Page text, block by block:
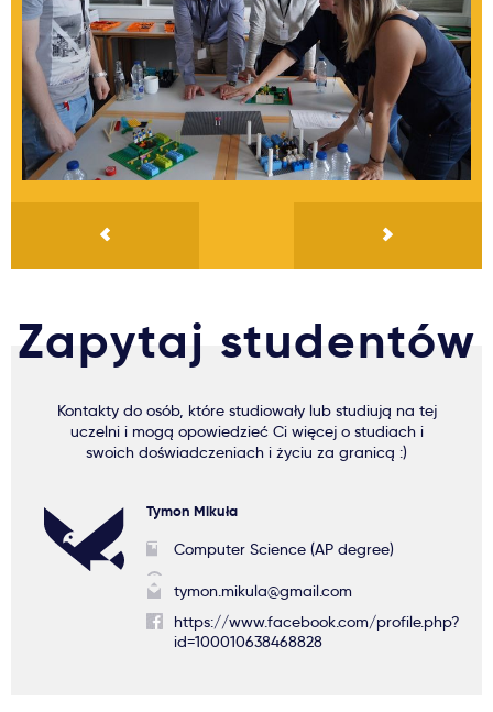
Zapytaj studentów
Kontakty do osób, które studiowały lub studiują na tej
uczelni i mogą opowiedzieć Ci więcej o studiach i
swoich doświadczeniach i życiu za granicą :)
Tymon Mikuła
Computer Science (AP degree)
tymon.mikula@gmail.com
https://www.facebook.com/profile.php?
id=100010638468828